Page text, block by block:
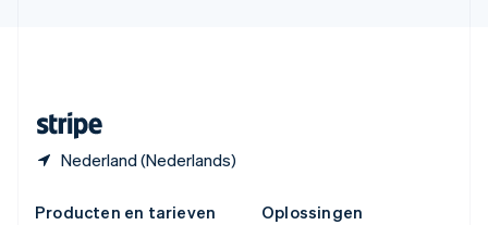
Nederland (Nederlands)
Producten en tarieven
Oplossingen